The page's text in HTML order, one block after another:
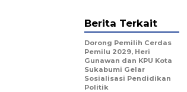
Berita Terkait
Dorong Pemilih Cerdas
Pemilu 2029, Heri
Gunawan dan KPU Kota
Sukabumi Gelar
Sosialisasi Pendidikan
Politik